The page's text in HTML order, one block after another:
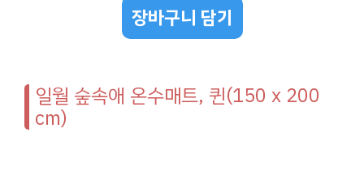
장바구니 담기
일월 숲속애 온수매트, 퀸(150 x 200
cm)